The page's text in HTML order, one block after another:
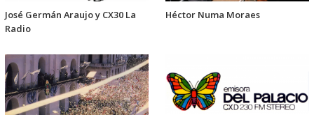
José Germán Araujo y CX30 La
Radio
Héctor Numa Moraes